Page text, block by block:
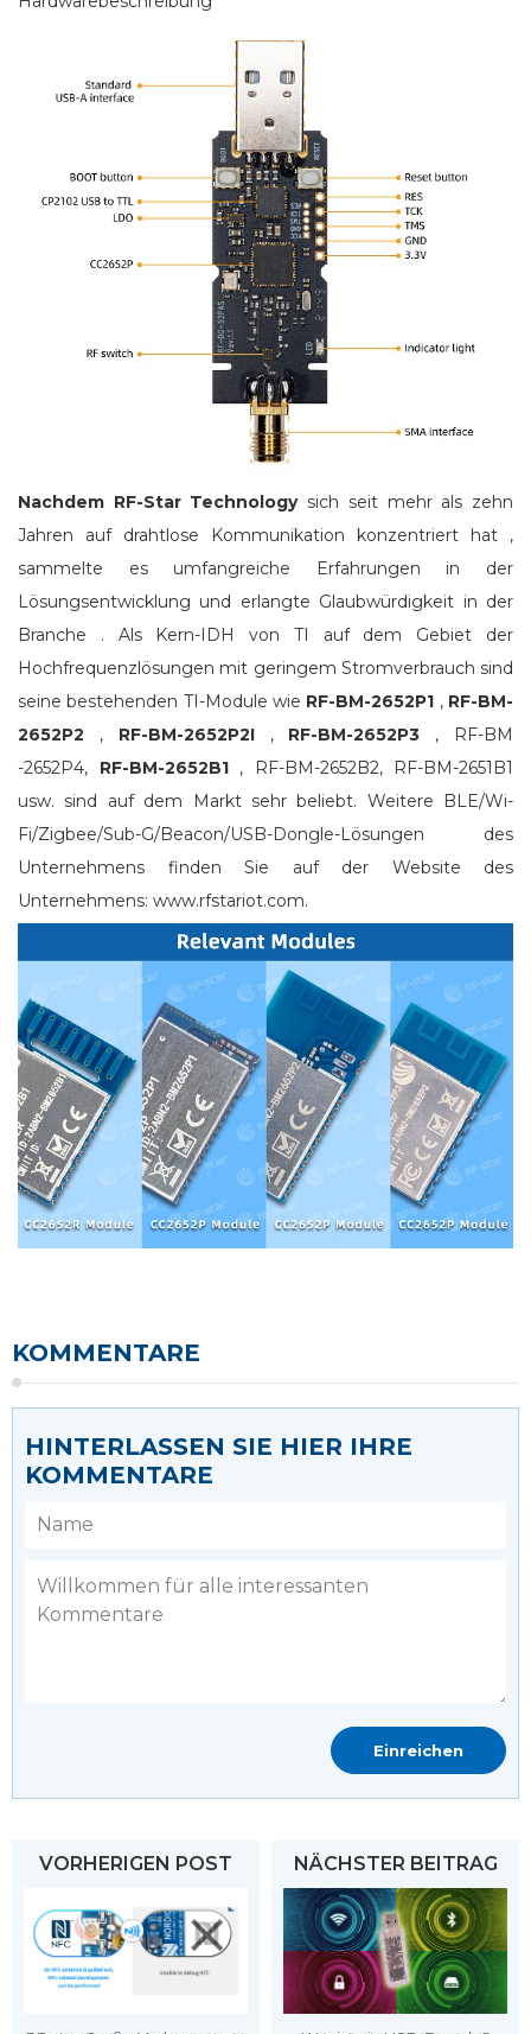
Nachdem RF-Star Technologysich seit mehr als zehn
Jahren auf drahtlose Kommunikation konzentriert hat ,
sammelte es umfangreiche Erfahrungen in der
Lösungsentwicklung und erlangte Glaubwürdigkeit in der
Branche . Als Kern-IDH von TI auf dem Gebiet der
Hochfrequenzlösungen mit geringem Stromverbrauch sind
seine bestehenden TI-Module wie RF-BM-2652P1 , RF-BM-
2652P2 , RF-BM-2652P2I, RF-BM-2652P3 , RF-BM
-2652P4, RF-BM-2652B1, RF-BM-2652B2, RF-BM-2651B1
usw. sind auf dem Markt sehr beliebt. Weitere BLE/Wi-
Fi/Zigbee/Sub-G/Beacon/USB-Dongle-Lösungen des
Unternehmens finden Sie auf der Website des
Unternehmens: www.rfstariot.com.
KOMMENTARE
HINTERLASSEN SIE HIER IHRE
KOMMENTARE
VORHERIGEN POST NÄCHSTER BEITRAG